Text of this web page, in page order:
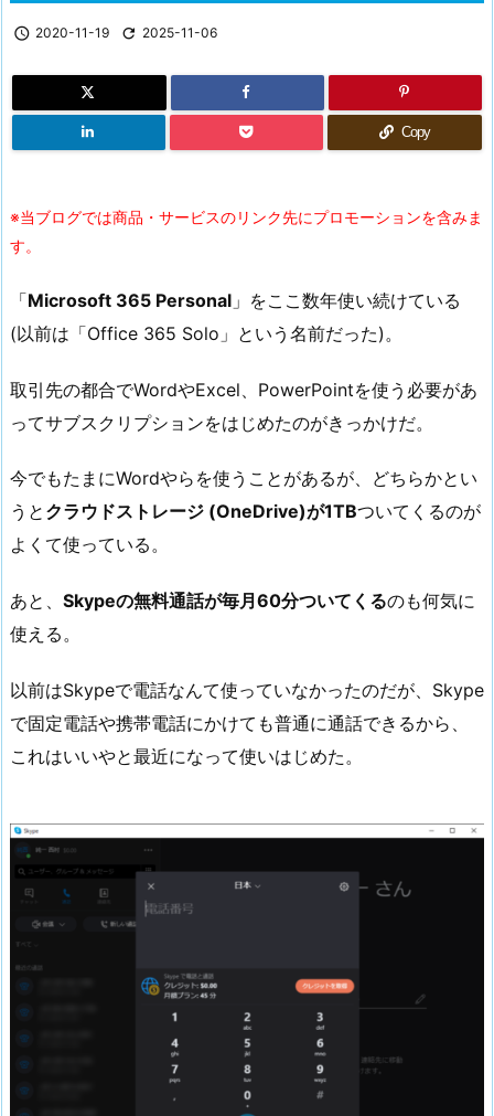
 2020-11-19  2025-11-06
Copy
※当ブログでは商品・サービスのリンク先にプロモーションを含みま
す。
「Microsoft 365 Personal 」をここ数年使い続けている
(以前は「Office 365 Solo」という名前だった)。
取引先の都合でWordやExcel、PowerPointを使う必要があ
ってサブスクリプションをはじめたのがきっかけだ。
今でもたまにWordやらを使うことがあるが、どちらかとい
うと クラウドストレージ (OneDrive)が1TBついてくるのが
よくて使っている。
あと、 Skypeの無料通話が毎月60分ついてくるのも何気に
使える。
以前はSkypeで電話なんて使っていなかったのだが、Skype
で固定電話や携帯電話にかけても普通に通話できるから、
これはいいやと最近になって使いはじめた。